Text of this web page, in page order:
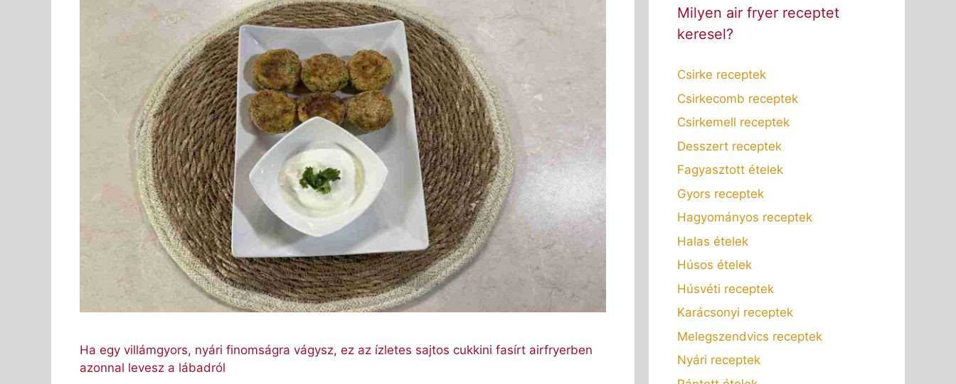
Ha egy villámgyors, nyári finomságra vágysz, ez az ízletes sajtos cukkini fasírt airfryerben
azonnal levesz a lábadról
Milyen air fryer receptet
keresel?
Csirke receptek
Csirkecomb receptek
Csirkemell receptek
Desszert receptek
Fagyasztott ételek
Gyors receptek
Hagyományos receptek
Halas ételek
Húsos ételek
Húsvéti receptek
Karácsonyi receptek
Melegszendvics receptek
Nyári receptek